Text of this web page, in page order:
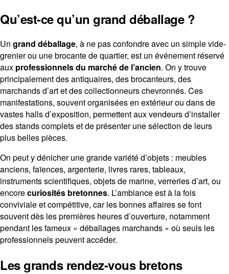
Qu’est-ce qu’un grand déballage ?
Un grand déballage, à ne pas confondre avec un simple vide-
grenier ou une brocante de quartier, est un événement réservé
aux professionnels du marché de l’ancien. On y trouve
principalement des antiquaires, des brocanteurs, des
marchands d’art et des collectionneurs chevronnés. Ces
manifestations, souvent organisées en extérieur ou dans de
vastes halls d’exposition, permettent aux vendeurs d’installer
des stands complets et de présenter une sélection de leurs
plus belles pièces.
On peut y dénicher une grande variété d’objets : meubles
anciens, faïences, argenterie, livres rares, tableaux,
instruments scientifiques, objets de marine, verreries d’art, ou
encorecuriosités bretonnes. L’ambiance est à la fois
conviviale et compétitive, car les bonnes affaires se font
souvent dès les premières heures d’ouverture, notamment
pendant les fameux « déballages marchands » où seuls les
professionnels peuvent accéder.
Les grands rendez-vous bretons